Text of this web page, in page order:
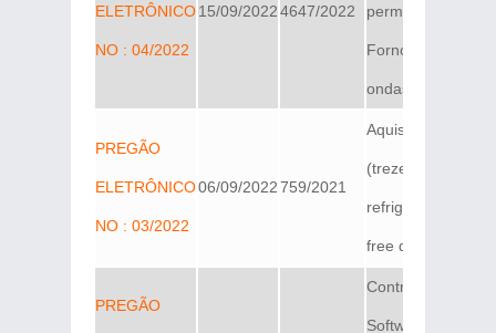
ELETRÔNICO
NO : 04/2022
15/09/2022 4647/2022 permanentes:
Fornos de micro-
ondas pe...
PREGÃO
ELETRÔNICO
NO : 03/2022
06/09/2022 759/2021
Aquisição de 13
(treze)
refrigeradores
free duplex ou ...
PREGÃO
Contratação para
Softwares